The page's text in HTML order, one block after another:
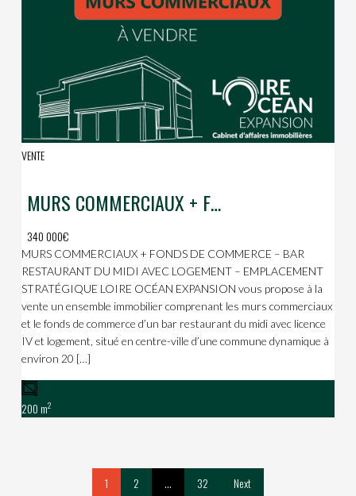
VENTE
MURS COMMERCIAUX + FONDS DE COMMERCE – BAR RESTAURANT DU MIDI AVEC LOGEMENT
340 000€
MURS COMMERCIAUX + FONDS DE COMMERCE – BAR
RESTAURANT DU MIDI AVEC LOGEMENT – EMPLACEMENT
STRATÉGIQUE LOIRE OCÉAN EXPANSION vous propose à la
vente un ensemble immobilier comprenant les murs commerciaux
et le fonds de commerce d’un bar restaurant du midi avec licence
IV et logement, situé en centre-ville d’une commune dynamique à
environ 20 […]
200 m2
1 2 … 32 Next